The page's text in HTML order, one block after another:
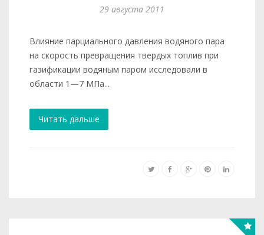
29 августа 2011
Влияние парциального давления водяного пара
на скорость превращения твердых топлив при
газификации водяным паром ис­следовали в
области 1—7 МПа...
Читать дальше